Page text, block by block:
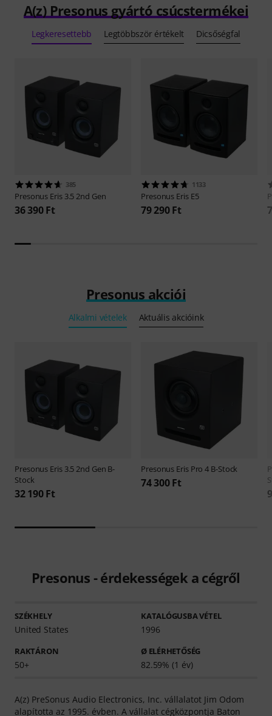
A(z) Presonus gyártó csúcstermékei
Legkeresettebb Legtöbbször értékelt Dicsőségfal
385
Presonus Eris 3.5 2nd Gen
36 390 Ft
1133
Presonus Eris E5
79 290 Ft
Presonus akciói
Alkalmi vételek Aktuális akcióink
Presonus Eris 3.5 2nd Gen B-
Stock
32 190 Ft
Presonus Eris Pro 4 B-Stock
74 300 Ft
Presonus - érdekességek a cégről
SZÉKHELY
United States
KATALÓGUSBA VÉTEL
1996
RAKTÁRON
50+
Ø ELÉRHETŐSÉG
82.59% (1 év)
A(z) PreSonus Audio Electronics, Inc. vállalatot Jim Odom
alapította az 1995. évben. A vállalat cégközpontja Baton